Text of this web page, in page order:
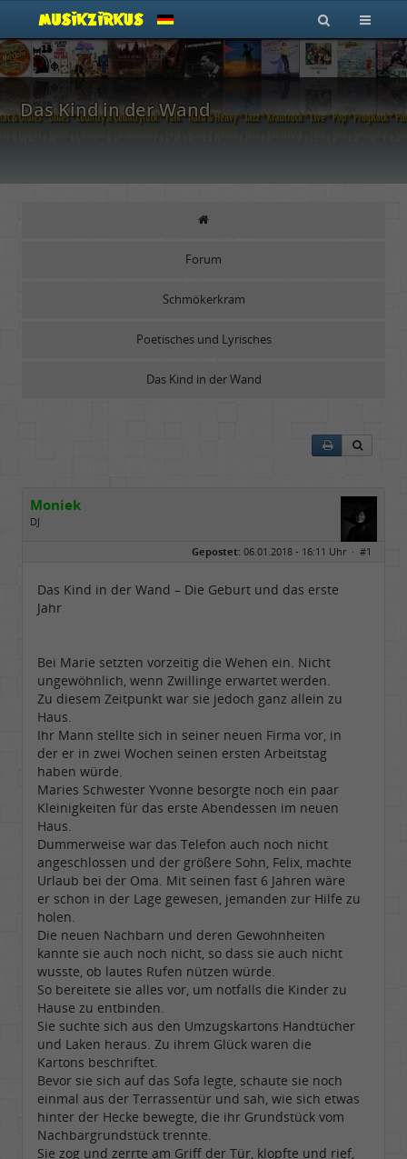
Das Kind in der Wand
Forum
Schmökerkram
Poetisches und Lyrisches
Das Kind in der Wand
Moniek
DJ
Dabei seit:
07 / 2008
Gepostet: 06.01.2018 - 16:11 Uhr · #1
Das Kind in der Wand – Die Geburt und das erste
Jahr
Bei Marie setzten vorzeitig die Wehen ein. Nicht
ungewöhnlich, wenn Zwillinge erwartet werden.
Zu diesem Zeitpunkt war sie jedoch ganz allein zu
Haus.
Ihr Mann stellte sich in seiner neuen Firma vor, in
der er in zwei Wochen seinen ersten Arbeitstag
haben würde.
Maries Schwester Yvonne besorgte noch ein paar
Kleinigkeiten für das erste Abendessen im neuen
Haus.
Dummerweise war das Telefon auch noch nicht
angeschlossen und der größere Sohn, Felix, machte
Urlaub bei der Oma. Mit seinen fast 6 Jahren wäre
er schon in der Lage gewesen, jemanden zur Hilfe zu
holen.
Die neuen Nachbarn und deren Gewohnheiten
kannte sie auch noch nicht, so dass sie auch nicht
wusste, ob lautes Rufen nützen würde.
So bereitete sie alles vor, um notfalls die Kinder zu
Hause zu entbinden.
Sie suchte sich aus den Umzugskartons Handtücher
und Laken heraus. Zu ihrem Glück waren die
Kartons beschriftet.
Bevor sie sich auf das Sofa legte, schaute sie noch
einmal aus der Terrassentür und sah, wie sich etwas
hinter der Hecke bewegte, die ihr Grundstück vom
Nachbargrundstück trennte.
Sie zog und zerrte am Griff der Tür, klopfte und rief,